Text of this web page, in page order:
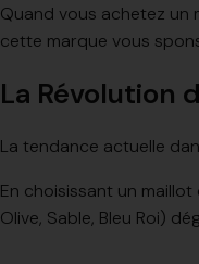
Quand vous achetez un
cette marque vous
La Révolution
La tendance actuelle
En choisissant un
Olive, Sable, Bleu Roi)